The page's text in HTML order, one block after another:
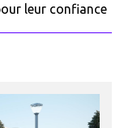
leur confiance